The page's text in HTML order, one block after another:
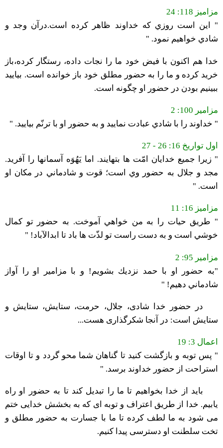
مزامیز 118: 24
" اين است روزي كه خداوند ظاهر كرده است.درآن وجد و
شادي خواهيم نمود. "
خدا هم اکنون با فیض خود ما را نجات داده، رستگار کرده،باز
خرید کرده و ما را به حضور مطلق خود باز خوانده است. بیایید
ببینیم بودن در حضور او چگونه است.
مزامیر 100: 2
" خداوند را با شادي عبادت نماييد و به حضور او با ترنّم بياييد. "
اول تواریخ 16: 26 - 27
" زيرا جميع خدايان امّت ها بتهايند. اما يَهُوَه آسمانها را آفريد.
مجد و جلال به حضور وي است؛ قوت و شادماني در مكان او
است. "
مزامیز 16: 11
" طريق حيات را به من خواهي آموخت. به حضور تو كمال
خوشي است و به دست راست تو لذّت ها باد تا ابدالآباد! "
مزامیر 95: 2
"به حضور او با حمد نزديك بشويم! و با مزامير او را آواز
شادماني دهيم! "
در حضور خدا شادی، جلال، حرمت، ستایش، ستایش و
ستایش است: در آنجا شکرگذاری هست...
اعمال 3: 19
" پس توبه و بازگشت كنيد تا گناهان شما محو گردد و تا اوقات
استراحت از حضور خداوند برسد. "
باید از خدا بخواهیم تا ما را تبدیل کند تا به حضور او راه
یابیم. خدا از طریق اعتراف و توبه ای که به بخشش خدایی ختم
می شود به ما لطف کرده تا ما با جسارت به حضور مطلق و
تخت سلطنت او دسترسی پیدا کنیم.